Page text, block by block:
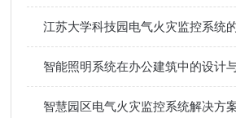
江苏大学科技园电气火灾监控系统
智能照明系统在办公建筑中的设计
智慧园区电气火灾监控系统解决方